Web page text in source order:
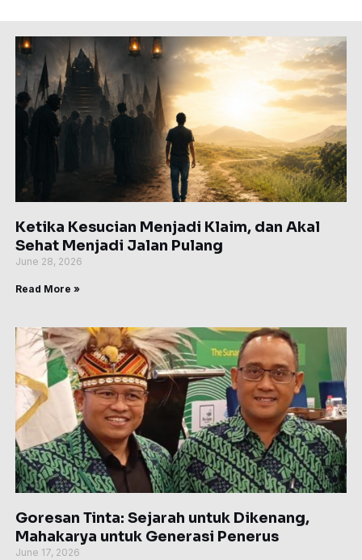
Ketika Kesucian Menjadi Klaim, dan Akal
Sehat Menjadi Jalan Pulang
June 28, 2026
Read More »
Goresan Tinta: Sejarah untuk Dikenang,
Mahakarya untuk Generasi Penerus
June 17, 2026
PagePagePagePagePage